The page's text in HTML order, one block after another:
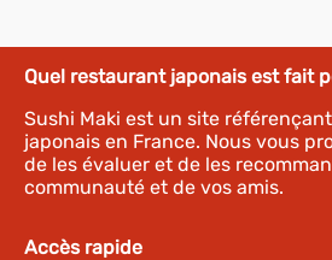
Quel restaurant japonais est fait
Sushi Maki est un site
japonais en France. Nous vous
de les évaluer et de les
communauté et de vos amis.
Accès rapide